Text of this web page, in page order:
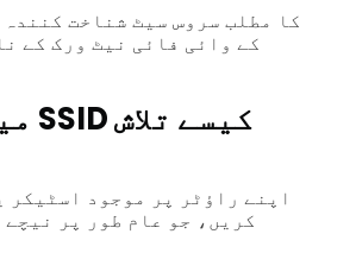
کے وائی فائی نیٹ ورک کے
اپنے راؤٹر پر موجود اسٹیکر
کریں، جو عام طور پر